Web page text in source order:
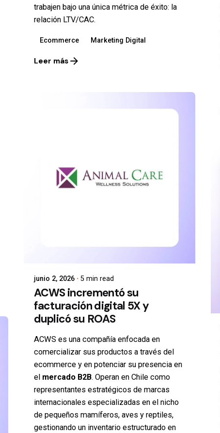
trabajen bajo una única métrica de éxito: la
relación LTV/CAC.
Ecommerce Marketing Digital
Leer más
junio 2, 2026 5 min read
ACWS incrementó su
facturación digital 5X y
duplicó su ROAS
ACWS es una compañía enfocada en
comercializar sus productos a través del
ecommerce y en potenciar su presencia en
el mercado B2B. Operan en Chile como
representantes estratégicos de marcas
internacionales especializadas en el nicho
de pequeños mamíferos, aves y reptiles,
gestionando un inventario estructurado en